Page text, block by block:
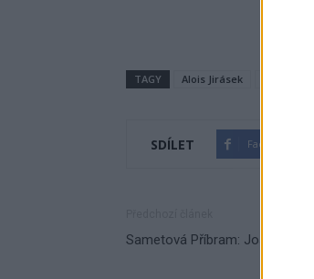
TAGY Alois Jirásek
SDÍLET Facebook
Sametová Příbram: Josef Velfl